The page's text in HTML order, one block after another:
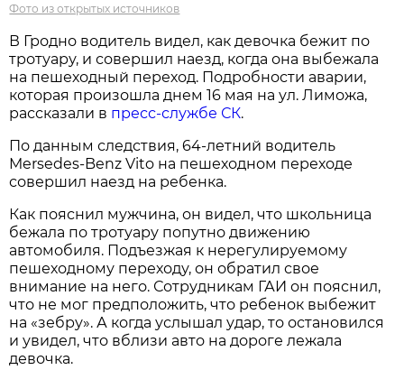
Фото из открытых источников
В Гродно водитель видел, как девочка бежит по
тротуару, и совершил наезд, когда она выбежала
на пешеходный переход. Подробности аварии,
которая произошла днем 16 мая на ул. Лиможа,
рассказали в пресс-службе СК.
По данным следствия, 64-летний водитель
Mersedes-Benz Vito на пешеходном переходе
совершил наезд на ребенка.
Как пояснил мужчина, он видел, что школьница
бежала по тротуару попутно движению
автомобиля. Подъезжая к нерегулируемому
пешеходному переходу, он обратил свое
внимание на него. Сотрудникам ГАИ он пояснил,
что не мог предположить, что ребенок выбежит
на «зебру». А когда услышал удар, то остановился
и увидел, что вблизи авто на дороге лежала
девочка.